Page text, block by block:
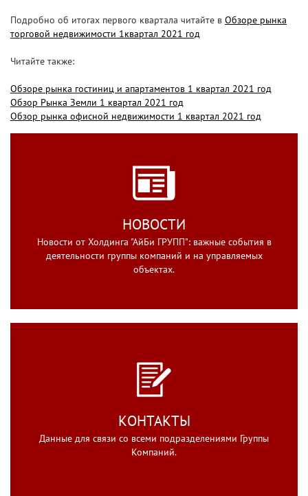
Подробно об итогах первого квартала читайте в Обзоре рынка
торговой недвижимости 1квартал 2021 год
Читайте также:
Обзоре рынка гостиниц и апартаментов 1 квартал 2021 год
Обзор Рынка Земли 1 квартал 2021 год
Обзор рынка офисной недвижимости 1 квартал 2021 год
НОВОСТИ
Новости от Холдинга "АйБи ГРУПП": важные события в
деятельности группы компаний и на управляемых
объектах.
КОНТАКТЫ
Данные для связи со всеми подразделениями Группы
Компаний.